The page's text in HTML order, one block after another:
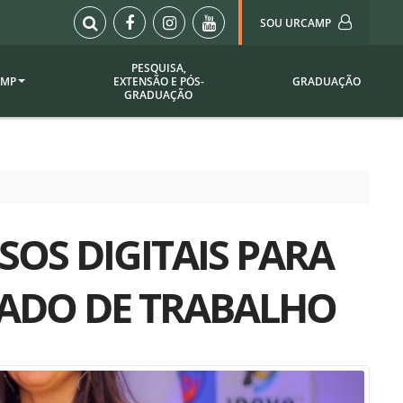
SOU URCAMP
Sou Urcamp (Portal)
Biblioteca
Plataforma Moodle
Setor de Registros
Acadêmicos
SOU I
Webmail
de
Portarias /
PESQUISA,
EXTENSÃO E PÓS-
GRADUAÇÃO
GRADUAÇÃO
DIGITAIS PARA
DE TRABALHO